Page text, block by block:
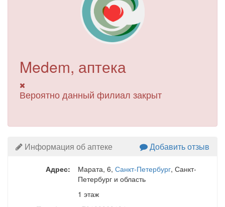
Medem, аптека
Вероятно данный филиал закрыт
Информация об аптеке Добавить отзыв
Адрес: Марата, 6, Санкт-Петербург, Санкт-
Петербург и область
1 этаж